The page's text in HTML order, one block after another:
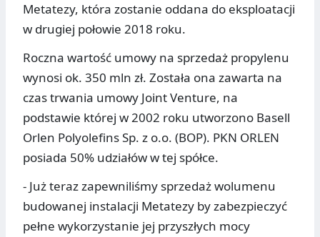
Metatezy, która zostanie oddana do eksploatacji
w drugiej połowie 2018 roku.
Roczna wartość umowy na sprzedaż propylenu
wynosi ok. 350 mln zł. Została ona zawarta na
czas trwania umowy Joint Venture, na
podstawie której w 2002 roku utworzono Basell
Orlen Polyolefins Sp. z o.o. (BOP). PKN ORLEN
posiada 50% udziałów w tej spółce.
- Już teraz zapewniliśmy sprzedaż wolumenu
budowanej instalacji Metatezy by zabezpieczyć
pełne wykorzystanie jej przyszłych mocy